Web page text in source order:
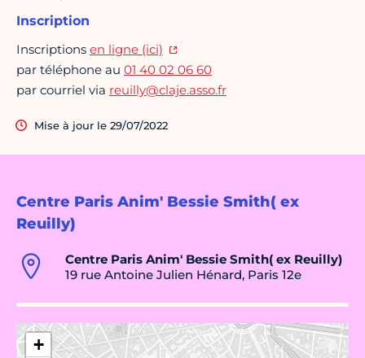
Centre Paris Anim' Bessie Smith( ex
Reuilly)
Centre Paris Anim' Bessie Smith( ex Reuilly)
19 rue Antoine Julien Hénard, Paris 12e
+
Inscription
Inscriptions en ligne (ici)
par téléphone au 01 40 02 06 60
par courriel via reuilly@claje.asso.fr
Mise à jour le 29/07/2022